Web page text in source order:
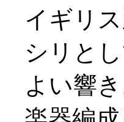
イギリ
シリと
よい響き